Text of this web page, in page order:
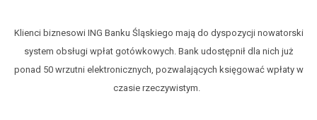
Klienci biznesowi ING Banku Śląskiego mają do dyspozycji nowatorski
system obsługi wpłat gotówkowych. Bank udostępnił dla nich już
ponad 50 wrzutni elektronicznych, pozwalających księgować wpłaty w
czasie rzeczywistym.